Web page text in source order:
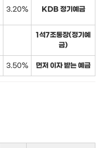
3.20% KDB 정기예금
1석7조통장(정기예
금)
3.50% 먼저 이자 받는 예금